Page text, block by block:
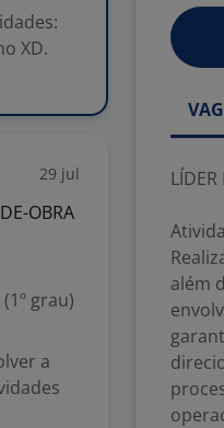
XD.
29 jul
OBRA
grau)
a
além